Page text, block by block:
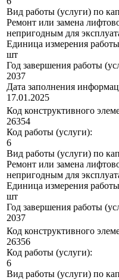
Вид работы (услуги) по
Ремонт или замена
непригодным для
Единица измерения
шт
Год завершения работы
2037
Дата заполнения
17.01.2025
Код конструктивного
26354
Код работы (услуги):
6
Вид работы (услуги) по
Ремонт или замена
непригодным для
Единица измерения
шт
Год завершения работы
2037
Код конструктивного
26356
Код работы (услуги):
6
Вид работы (услуги) по